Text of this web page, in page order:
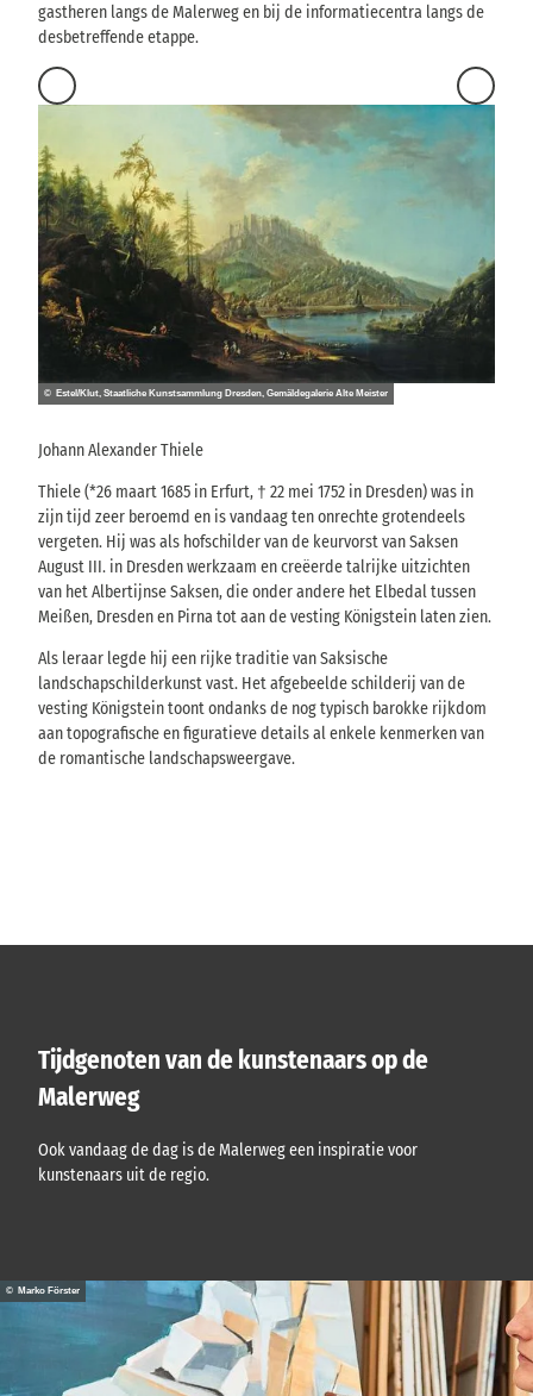
gastheren langs de Malerweg en bij de informatiecentra langs de
desbetreffende etappe.
© Estel/Klut, Staatliche Kunstsammlung Dresden, Gemäldegalerie Alte Meister
Johann Alexander Thiele
Thiele (*26 maart 1685 in Erfurt, † 22 mei 1752 in Dresden) was in
zijn tijd zeer beroemd en is vandaag ten onrechte grotendeels
vergeten. Hij was als hofschilder van de keurvorst van Saksen
August III. in Dresden werkzaam en creëerde talrijke uitzichten
van het Albertijnse Saksen, die onder andere het Elbedal tussen
Meißen, Dresden en Pirna tot aan de vesting Königstein laten zien.
Als leraar legde hij een rijke traditie van Saksische
landschapschilderkunst vast. Het afgebeelde schilderij van de
vesting Königstein toont ondanks de nog typisch barokke rijkdom
aan topografische en figuratieve details al enkele kenmerken van
de romantische landschapsweergave.
Tijdgenoten van de kunstenaars op de
Malerweg
Ook vandaag de dag is de Malerweg een inspiratie voor
kunstenaars uit de regio.
© Marko Förster